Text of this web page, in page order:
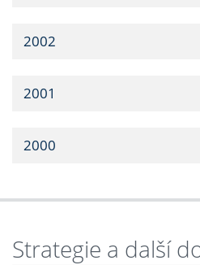
2002
2001
2000
Strategie a další